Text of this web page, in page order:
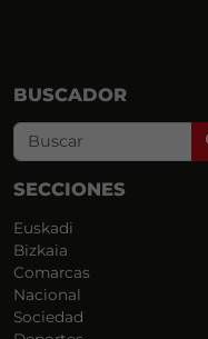
BUSCADOR
SECCIONES
Euskadi
Bizkaia
Comarcas
Nacional
Sociedad